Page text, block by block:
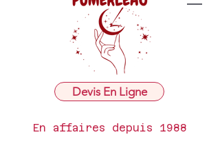
Devis En Ligne
En affaires depuis 1988